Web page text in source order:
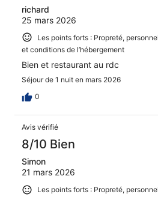
richard
25 mars 2026
Les points forts : Propreté,
et conditions de l’hébergement
Bien et restaurant au rdc
Séjour de 1 nuit en mars 2026
0
Avis vérifié
8/10 Bien
Simon
21 mars 2026
Les points forts : Propreté,